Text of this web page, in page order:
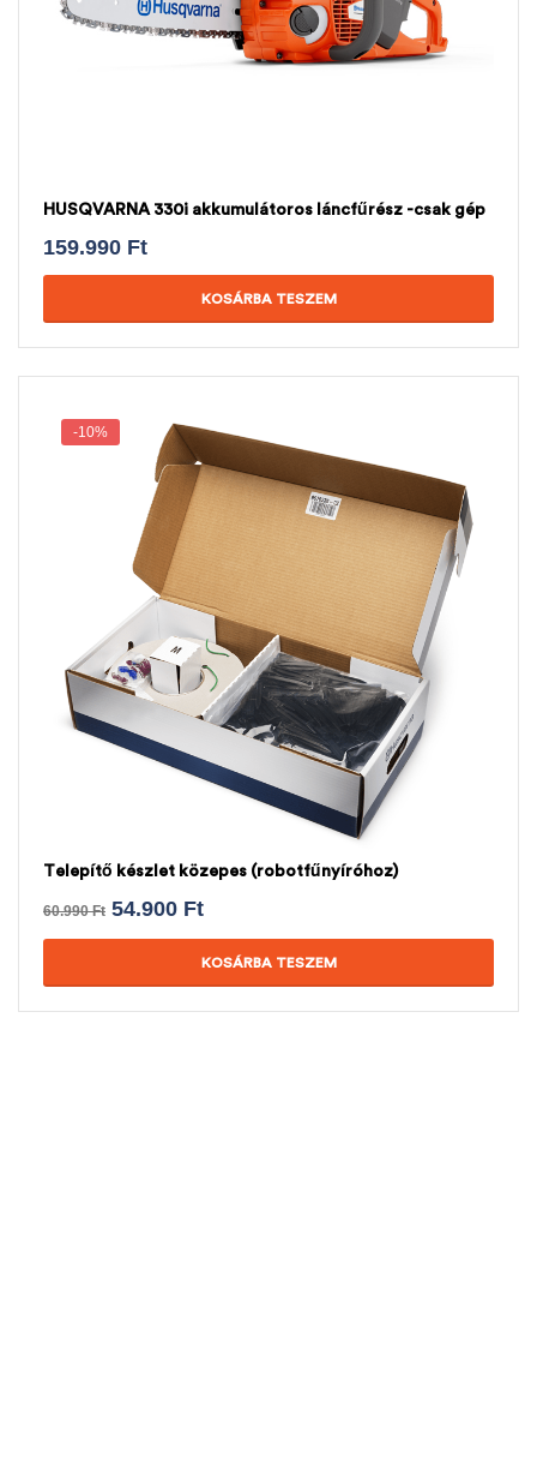
HUSQVARNA 330i akkumulátoros láncfűrész -csak gép
159.990 Ft
KOSÁRBA TESZEM
-10%
Telepítő készlet közepes (robotfűnyíróhoz)
60.990Ft 54.900 Ft
KOSÁRBA TESZEM